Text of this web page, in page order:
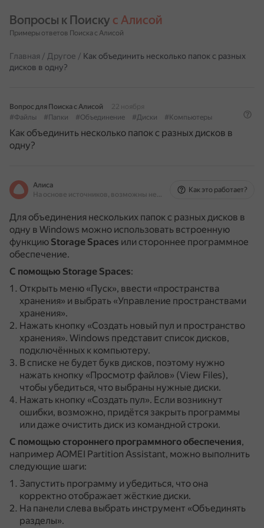
Вопросы к Поиску с Алисой
Примеры ответов Поиска с Алисой
Главная / Другое / Как объединить несколько папок с разных
дисков в одну?
Вопрос для Поиска с Алисой
22 ноября
#Файлы
#Папки #Объединение #Диски #Компьютеры
Как объединить несколько папок с разных дисков в
одну?
Алиса
На основе источников, возможны неточности
Как это работает?
Для объединения нескольких папок с разных дисков в
одну в Windows можно использовать встроенную
функцию Storage Spaces или стороннее программное
обеспечение.
С помощью Storage Spaces:
Открыть меню «Пуск», ввести «пространства
хранения» и выбрать «Управление пространствами
хранения».
Нажать кнопку «Создать новый пул и пространство
хранения». Windows представит список дисков,
подключённых к компьютеру.
В списке не будет букв дисков, поэтому нужно
нажать кнопку «Просмотр файлов» (View Files),
чтобы убедиться, что выбраны нужные диски.
Нажать кнопку «Создать пул». Если возникнут
ошибки, возможно, придётся закрыть программы
или даже очистить диск из командной строки.
С помощью стороннего программного обеспечения,
например AOMEI Partition Assistant, можно выполнить
следующие шаги:
Запустить программу и убедиться, что она
корректно отображает жёсткие диски.
На панели слева выбрать инструмент «Объединять
разделы».